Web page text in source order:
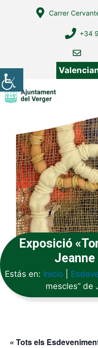
Carrer
+34
Exposició
Estás en: Inicio|
mescles” de
« Tots els